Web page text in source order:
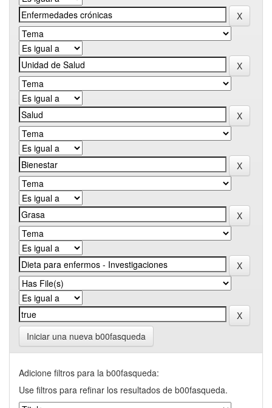
Iniciar una nueva b00fasqueda
Adicione filtros para la b00fasqueda:
Use filtros para refinar los resultados de b00fasqueda.